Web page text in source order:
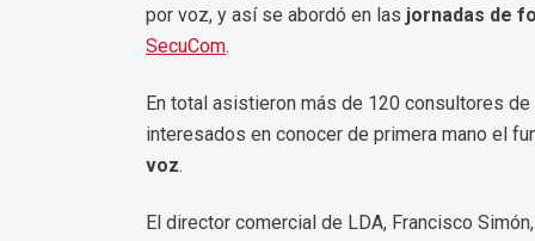
por voz, y así se abordó en las jornadas de
SecuCom.
En total asistieron más de 120 consultores
interesados en conocer de primera mano el
voz.
El director comercial de LDA, Francisco